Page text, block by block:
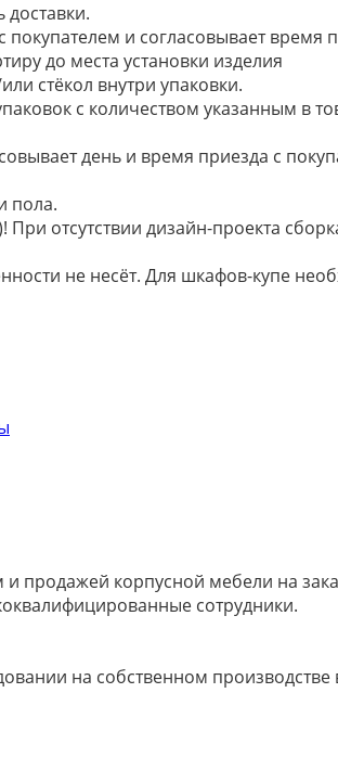
покупателем и согласовывает время
до места установки изделия
стёкол внутри упаковки.
с количеством указанным в
день и время приезда с
пола.
отсутствии дизайн-проекта
не несёт. Для шкафов-купе
продажей корпусной мебели на
сотрудники.
на собственном производстве